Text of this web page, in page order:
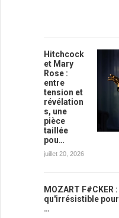
Hitchcock
et Mary
Rose :
entre
tension et
révélation
s, une
pièce
taillée
pou…
juillet 20, 2026
MOZART
qu'irrésistible
…